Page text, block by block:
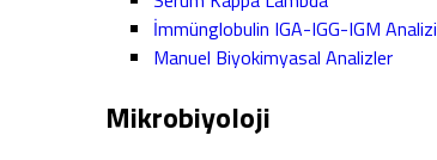
İmmünglobulin IGA-IGG-IGM Analizi
Manuel Biyokimyasal Analizler
Mikrobiyoloji